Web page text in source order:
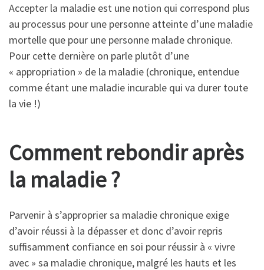
Accepter la maladie est une notion qui correspond plus
au processus pour une personne atteinte d’une maladie
mortelle que pour une personne malade chronique.
Pour cette dernière on parle plutôt d’une
« appropriation » de la maladie (chronique, entendue
comme étant une maladie incurable qui va durer toute
la vie !)
Comment rebondir après
la maladie ?
Parvenir à s’approprier sa maladie chronique exige
d’avoir réussi à la dépasser et donc d’avoir repris
suffisamment confiance en soi pour réussir à « vivre
avec » sa maladie chronique, malgré les hauts et les